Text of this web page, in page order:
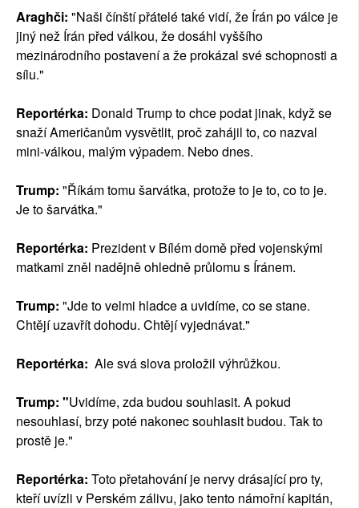
Araghči: "Naši čínští přátelé také vidí, že Írán po válce je
jiný než Írán před válkou, že dosáhl vyššího
mezinárodního postavení a že prokázal své schopnosti a
sílu."
Reportérka: Donald Trump to chce podat jinak, když se
snaží Američanům vysvětlit, proč zahájil to, co nazval
mini-válkou, malým výpadem. Nebo dnes.
Trump: "Říkám tomu šarvátka, protože to je to, co to je.
Je to šarvátka."
Reportérka: Prezident v Bílém domě před vojenskými
matkami zněl nadějně ohledně průlomu s Íránem.
Trump: "Jde to velmi hladce a uvidíme, co se stane.
Chtějí uzavřít dohodu. Chtějí vyjednávat."
Reportérka: Ale svá slova proložil výhrůžkou.
Trump: "Uvidíme, zda budou souhlasit. A pokud
nesouhlasí, brzy poté nakonec souhlasit budou. Tak to
prostě je."
Reportérka: Toto přetahování je nervy drásající pro ty,
kteří uvízli v Perském zálivu, jako tento námořní kapitán,